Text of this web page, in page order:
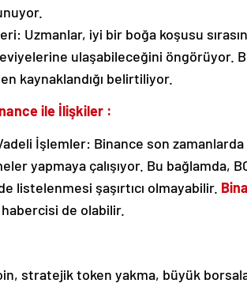
Uzmanlar, iyi bir boğa koşusu
ulaşabileceğini öngörüyor.
kaynaklandığı belirtiliyor.
ile İlişkiler :
İşlemler: Binance son
yapmaya çalışıyor. Bu bağlamda,
listelenmesi şaşırtıcı olmayabilir.
de olabilir.
stratejik token yakma, büyük